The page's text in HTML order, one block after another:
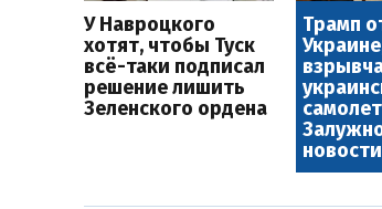
У Навроцкого
хотят, чтобы Туск
всё-таки подписал
решение лишить
Зеленского ордена
Трамп